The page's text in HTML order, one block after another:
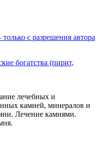
с разрешения автора
богатства (пирит,
лечебных и
камней, минералов и
Лечение камнями.